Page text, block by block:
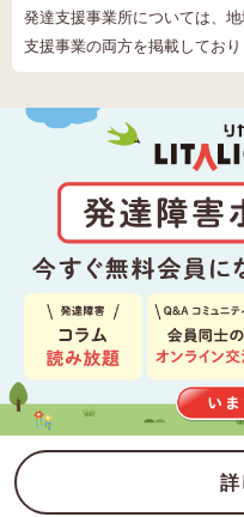
発達支援事業所については、
支援事業の両方を掲載しており
詳